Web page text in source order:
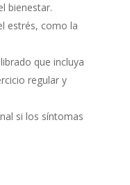
bienestar.
estrés, como la
que incluya
regular y
si los síntomas